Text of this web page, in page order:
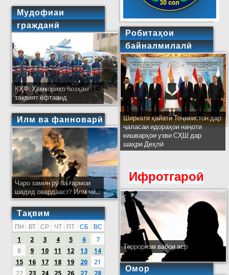
Мудофиаи
гражданӣ
КҲФ: Ҳамкориҳо бозҳам
тақвият ёфтаанд
Илм ва фанноварӣ
Чаро замин рӯ ба гармои
шадид овардааст? Илм чӣ...
Тақвим
ПН ВТ СР ЧТ ПТ СБ
ВС
1
2 3 4 5 6
7
8
9 10 11 12 13
14
15
16 17 18 19 20
21
Робитаҳои
байналмилалӣ
Ширкати ҳайати Тоҷикистон дар
ҷаласаи идораҳои наҷоти
кишварҳои узви СҲШ дар
шаҳри Деҳлӣ
Ифротгароӣ
Терроризм вабои аср
Омор